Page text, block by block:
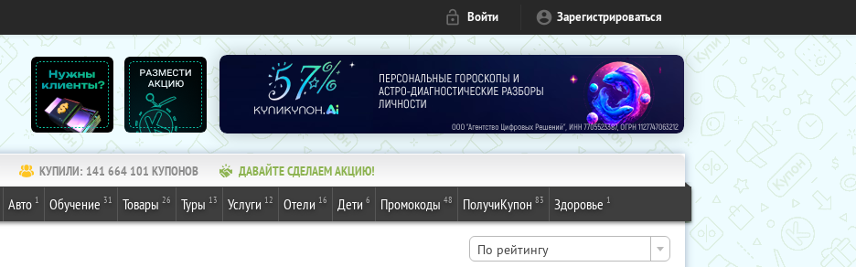
Войти Зарегистрироваться
КУПИЛИ: 141 664 101 КУПОНОВ ДАВАЙТЕ СДЕЛАЕМ АКЦИЮ!
Авто 1 Обучение 31 Товары 26 Туры 13 Услуги 12 Отели 16 Дети 6 Промокоды 48 ПолучиКупон 83 Здоровье 1
По рейтингу